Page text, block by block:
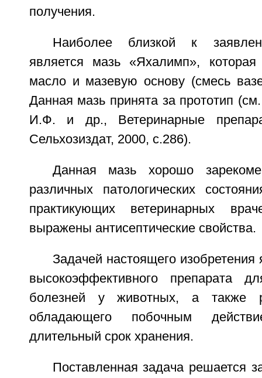
получения.
Наиболее близкой к
является мазь «Яхалимп», которая
масло и мазевую основу (смесь
Данная мазь принята за прототип
И.Ф. и др., Ветеринарные
Сельхозиздат, 2000, с.286).
Данная мазь хорошо
различных патологических
практикующих ветеринарных
выражены антисептические свойства.
Задачей настоящего изобретения
высокоэффективного препарата
болезней у животных, а также
обладающего побочным
длительный срок хранения.
Поставленная задача решается